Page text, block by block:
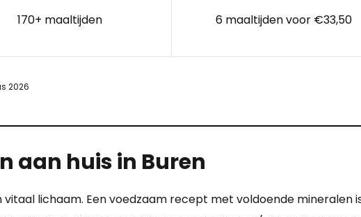
170+ maaltijden 6 maaltijden voor €33,50
2026
aan huis in Buren
lichaam. Een voedzaam recept met voldoende mineralen